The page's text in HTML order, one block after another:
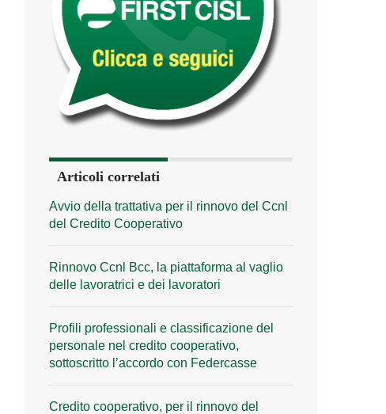
Articoli correlati
Avvio della trattativa per il rinnovo del Ccnl
del Credito Cooperativo
Rinnovo Ccnl Bcc, la piattaforma al vaglio
delle lavoratrici e dei lavoratori
Profili professionali e classificazione del
personale nel credito cooperativo,
sottoscritto l’accordo con Federcasse
Credito cooperativo, per il rinnovo del